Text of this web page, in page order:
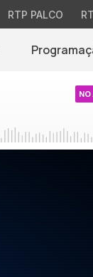
RTP PALCO
NO